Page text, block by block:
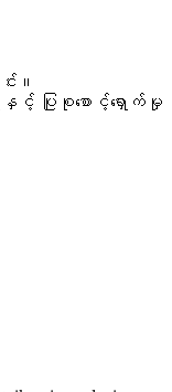
း။
နှင့် ပြုစုစောင့်ရှောက်မှု